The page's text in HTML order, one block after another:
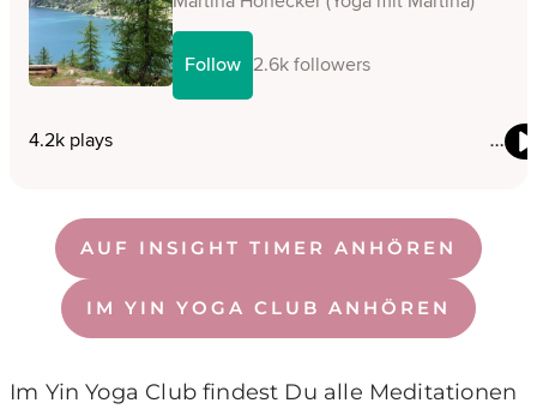
AUF INSIGHT TIMER ANHÖREN
IM YIN YOGA CLUB ANHÖREN
Im Yin Yoga Club findest Du alle Meditationen